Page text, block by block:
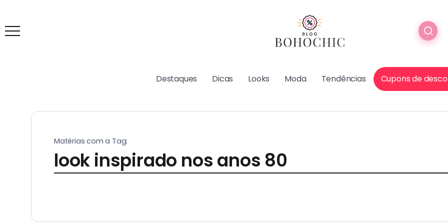
Destaques Dicas Looks Moda Tendências Cupons de
Matérias com a Tag:
look inspirado nos anos 80